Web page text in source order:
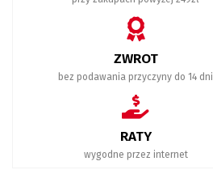
ZWROT
bez podawania przyczyny do 14 dni
RATY
wygodne przez internet